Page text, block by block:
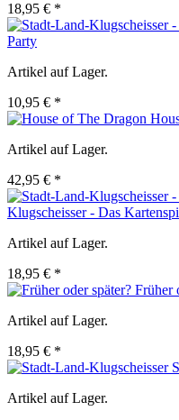
18,95 € *
Party
Artikel auf Lager.
10,95 € *
Artikel auf Lager.
42,95 € *
Klugscheisser - Das
Artikel auf Lager.
18,95 € *
Früher
Artikel auf Lager.
18,95 € *
Artikel auf Lager.